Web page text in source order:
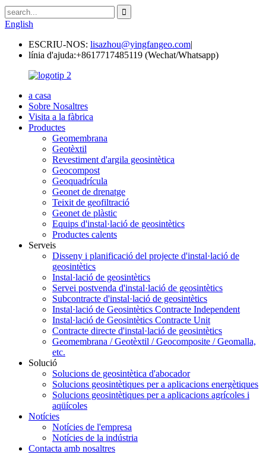
English
ESCRIU-NOS: lisazhou@yingfangeo.com|
línia d'ajuda:+8617717485119 (Wechat/Whatsapp)
a casa
Sobre Nosaltres
Visita a la fàbrica
Productes
Geomembrana
Geotèxtil
Revestiment d'argila geosintètica
Geocompost
Geoquadrícula
Geonet de drenatge
Teixit de geofiltració
Geonet de plàstic
Equips d'instal·lació de geosintètics
Productes calents
Serveis
Disseny i planificació del projecte d'instal·lació de
geosintètics
Instal·lació de geosintètics
Servei postvenda d'instal·lació de geosintètics
Subcontracte d'instal·lació de geosintètics
Instal·lació de Geosintètics Contracte Independent
Instal·lació de Geosintètics Contracte Unit
Contracte directe d'instal·lació de geosintètics
Geomembrana / Geotèxtil / Geocomposite / Geomalla,
etc.
Solució
Solucions de geosintètica d'abocador
Solucions geosintètiques per a aplicacions energètiques
Solucions geosintètiques per a aplicacions agrícoles i
aqüícoles
Notícies
Notícies de l'empresa
Notícies de la indústria
Contacta amb nosaltres